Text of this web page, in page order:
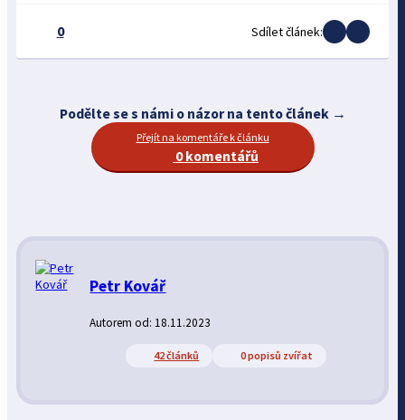
0 Sdílet článek:
Podělte se s námi o názor na tento článek →
Přejít na komentáře k článku
0 komentářů
Petr Kovář
Autorem od: 18.11.2023
42 článků 0 popisů zvířat